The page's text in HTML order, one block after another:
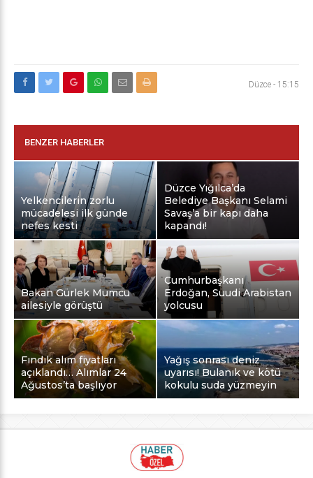
Düzce - 15:15
BENZER HABERLER
Yelkencilerin zorlu
mücadelesi ilk günde
nefes kesti
Düzce Yığılca’da
Belediye Başkanı Selami
Savaş’a bir kapı daha
kapandı!
Bakan Gürlek Mumcu
ailesiyle görüştü
Cumhurbaşkanı
Erdoğan, Suudi Arabistan
yolcusu
Fındık alım fiyatları
açıklandı… Alımlar 24
Ağustos’ta başlıyor
Yağış sonrası deniz
uyarısı! Bulanık ve kötü
kokulu suda yüzmeyin